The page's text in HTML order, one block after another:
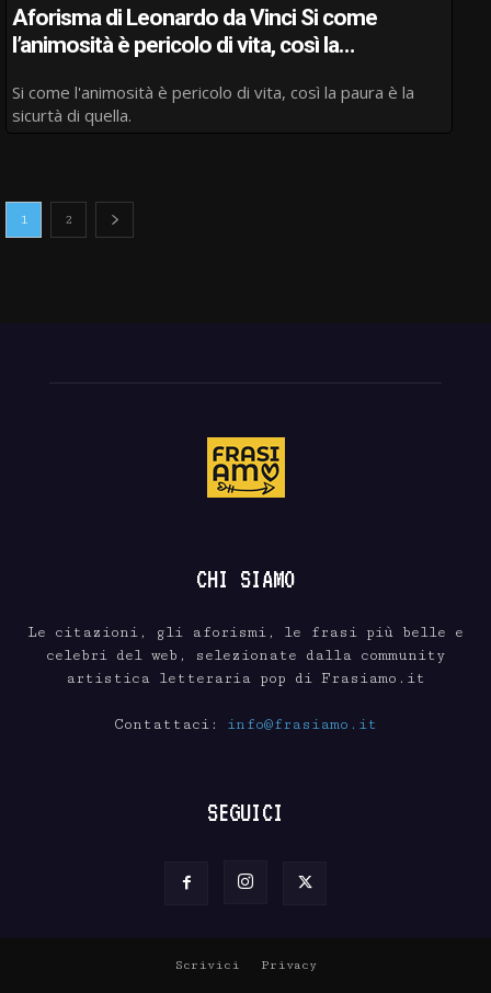
Aforisma di Leonardo da Vinci Si come
l’animosità è pericolo di vita, così la…
Si come l'animosità è pericolo di vita, così la paura è la
sicurtà di quella.
1 2
CHI SIAMO
Le citazioni, gli aforismi, le frasi più belle e
celebri del web, selezionate dalla community
artistica letteraria pop di Frasiamo.it
Contattaci: info@frasiamo.it
SEGUICI
Scrivici Privacy